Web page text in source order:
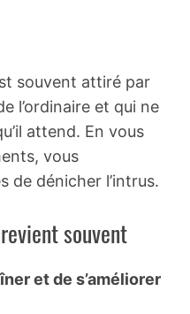
souvent attiré par
l’ordinaire et qui ne
attend. En vous
vous
de dénicher l’intrus.
souvent
et de s’améliorer